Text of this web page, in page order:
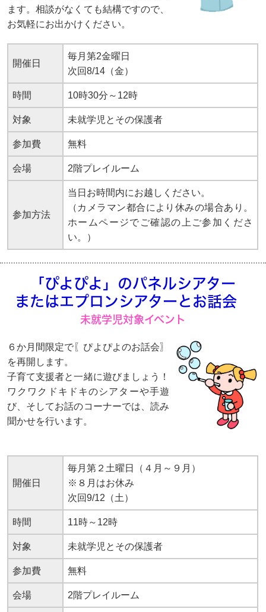
ます。相談がなくても結構ですので、
お気軽にお出かけください。
開催日
毎月第2金曜日
次回8/14（金）
時間 10時30分～12時
対象 未就学児とその保護者
参加費 無料
会場 2階プレイルーム
参加方法
当日お時間内にお越しください。
（カメラマン都合により休みの場合あり。
ホームページでご確認の上ご参加くださ
い。）
「ぴよぴよ」のパネルシアター
またはエプロンシアターとお話会
未就学児対象イベント
６か月間限定で〖ぴよぴよのお話会〗
を再開します。
子育て支援者と一緒に遊びましょう！
ワクワクドキドキのシアターや手遊
び、そしてお話のコーナーでは、読み
聞かせを行います。
開催日
毎月第２土曜日（４月～９月）
※８月はお休み
次回9/12（土）
時間 11時～12時
対象 未就学児とその保護者
参加費 無料
会場 2階プレイルーム